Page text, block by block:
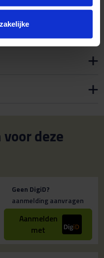
deze
Geen DigiD?
aanmelding aanvragen
Aanmelden
met